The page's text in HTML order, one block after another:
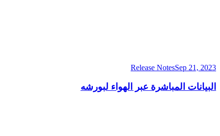
Release NotesSep 21, 2023
البيانات المباشرة عبر الهواء لبورشه